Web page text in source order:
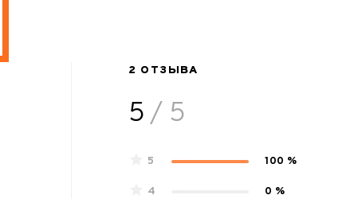
2 ОТЗЫВА
5/ 5
5 100 %
4 0 %